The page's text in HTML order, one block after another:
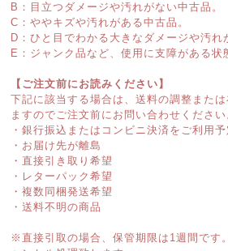
B：目立つダメージや汚れがない中古品。
C：ややキズや汚れがある中古品。
D：ひと目でわかる大きなダメージや汚れ
E：ジャンク品など、使用に支障がある状
【ご注文前にお読みください】
下記に該当する場合は、送料の調整また
ますのでご注文前にお問い合わせください
・銀行振込またはコンビニ決済をご利用
・お届け先が離島
・直接引き取り希望
・レターパック希望
・複数同梱発送希望
・送料不明の商品
※直接引取の場合、保管期限は1週間です